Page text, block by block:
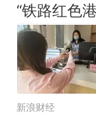
“铁路红色
新浪财经